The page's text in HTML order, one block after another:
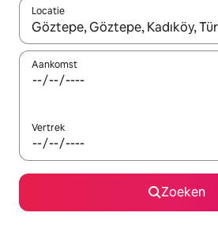
Locatie
Wanneer er suggesties
Aankomst
Vertrek
Zoeken